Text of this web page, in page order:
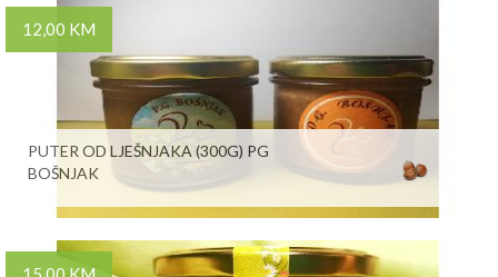
12,00 KM
PUTER OD LJEŠNJAKA (300G) PG
BOŠNJAK